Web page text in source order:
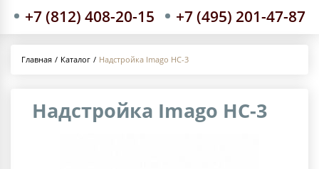
+7 (812) 408-20-15 +7 (495) 201-47-87
Главная Каталог Надстройка Imago НС-3
Надстройка Imago НС-3